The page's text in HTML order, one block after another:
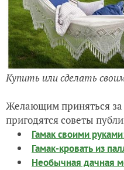
Купить или сделать
Желающим приняться за
пригодятся советы
Гамак своими
Гамак-кровать из
Необычная дачная